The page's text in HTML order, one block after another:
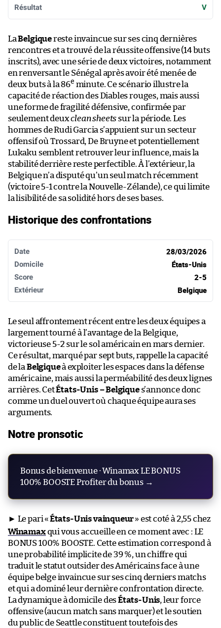
V
LaBelgiquereste invaincue sur ses cinq dernières
rencontres et a trouvé de la réussite offensive (14 buts
inscrits), avec une série de deux victoires, notamment
en renversant le Sénégal après avoir été menée de
deux buts à la 86e minute. Ce scénario illustre la
capacité de réaction des Diables rouges, mais aussi
une forme de fragilité défensive, confirmée par
seulement deuxclean sheets sur la période. Les
hommes de Rudi Garcia s’appuient sur un secteur
offensif où Trossard, De Bruyne et potentiellement
Lukaku semblent retrouver leur influence, mais la
stabilité derrière reste perfectible. À l’extérieur, la
Belgique n’a disputé qu’un seul match récemment
(victoire 5-1 contre la Nouvelle-Zélande), ce qui limite
la lisibilité de sa solidité hors de ses bases.
Historique des confrontations
28/03/2026
États-Unis
2-5
Belgique
Le seul affrontement récent entre les deux équipes a
largement tourné à l’avantage de la Belgique,
victorieuse 5-2 sur le sol américain en mars dernier.
Ce résultat, marqué par sept buts, rappelle la capacité
de la Belgiqueà exploiter les espaces dans la défense
américaine, mais aussi la perméabilité des deux lignes
arrières. CetÉtats-Unis – Belgiques’annonce donc
comme un duel ouvert où chaque équipe aura ses
arguments.
Notre pronsotic
Bonus de bienvenue · Winamax LE BONUS
100% BOOSTE Profiter du bonus →
► Le pari «États-Unis vainqueur» est coté à 2,55 chez
Winamaxqui vous accueille en ce moment avec : LE
BONUS 100% BOOSTE. Cette estimation correspond à
une probabilité implicite de 39 %, un chiffre qui
traduit le statut outsider des Américains face à une
équipe belge invaincue sur ses cinq derniers matchs
et qui a dominé leur dernière confrontation directe.
La dynamique à domicile desÉtats-Unis, leur force
offensive (aucun match sans marquer) et le soutien
du public de Seattle constituent toutefois des